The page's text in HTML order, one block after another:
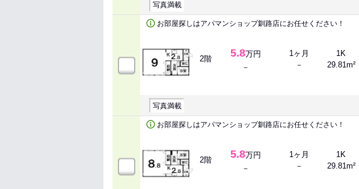
写真満載
お部屋探しはアパマンショップ釧路店にお任せください！
2階 5.8万円
－
1ヶ月
－
1K
29.81m²
写真満載
お部屋探しはアパマンショップ釧路店にお任せください！
2階 5.8万円
－
1ヶ月
－
1K
29.81m²